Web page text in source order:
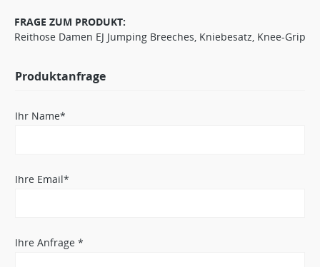
FRAGE ZUM PRODUKT:
Reithose Damen EJ Jumping Breeches, Kniebesatz, Knee-Grip
Produktanfrage
Ihr Name*
Ihre Email*
Ihre Anfrage *